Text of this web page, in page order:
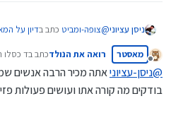
ניסן עציוני@צופה-ומביט כתב בדיון על
אממ...
לי היה מובן לחלוטין, אבל
מנותק
מאסטר רואה את הנולדכתב בד כסלו נערך
@ניסן-עציוניאתה מכיר הרבה אנשים
בודקים מה קורה אתו ועושים פעולות